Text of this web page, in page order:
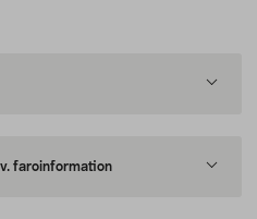
faroinformation